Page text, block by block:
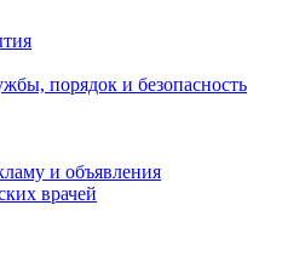
порядок и безопасность
и объявления
врачей